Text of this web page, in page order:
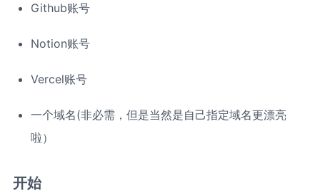
Github账号
Notion账号
Vercel账号
一个域名(非必需，但是当然是自己指定域名更漂亮
啦）
开始